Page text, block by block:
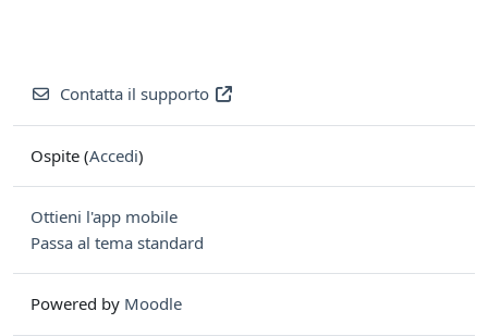
Contatta il supporto
Ospite (Accedi)
Ottieni l'app mobile
Passa al tema standard
Powered by Moodle